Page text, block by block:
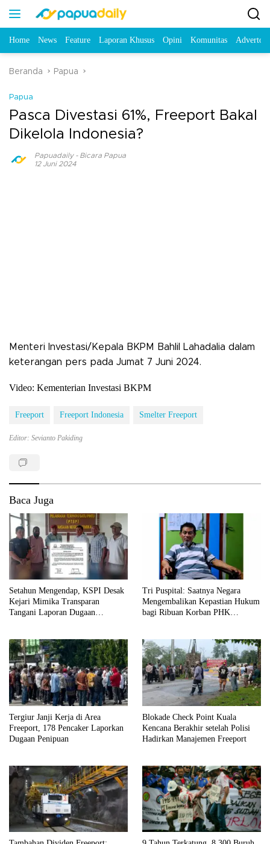
Home News Feature Laporan Khusus Opini Komunitas
Beranda Papua
Papua
Pasca Divestasi 61%, Freeport Bakal
Dikelola Indonesia?
Papuadaily- Bicara Papua
12 Juni 2024
Menteri Investasi/Kepala BKPM Bahlil Lahadalia dalam
keterangan pers pada Jumat 7 Juni 2024.
Video: Kementerian Investasi BKPM
Freeport Freeport Indonesia Smelter Freeport
Editor: Sevianto Pakiding
Baca Juga
Setahun Mengendap, KSPI Desak
Kejari Mimika Transparan
Tangani Laporan Dugaan
Tri Puspital: Saatnya Negara
Mengembalikan Kepastian Hukum
bagi Ribuan Korban PHK
Tergiur Janji Kerja di Area
Freeport, 178 Pencaker Laporkan
Dugaan Penipuan
Blokade Check Point Kuala
Kencana Berakhir setelah Polisi
Hadirkan Manajemen Freeport